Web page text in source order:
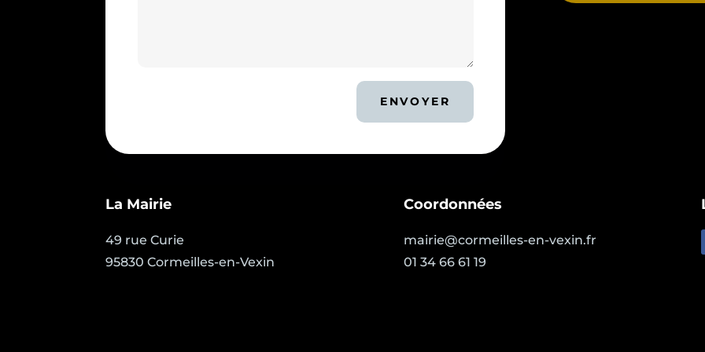
ENVOYER
La Mairie
49 rue Curie
95830 Cormeilles-en-Vexin
Coordonnées
mairie@cormeilles-en-vexin.fr
01 34 66 61 19